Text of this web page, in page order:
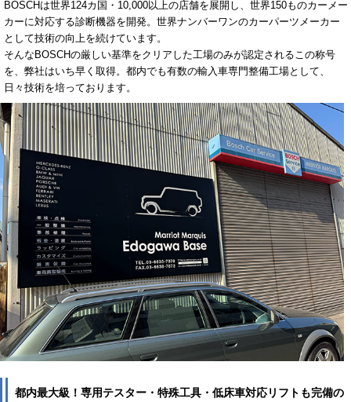
BOSCHは世界124カ国・10,000以上の店舗を展開し、世界150ものカーメー
カーに対応する診断機器を開発。世界ナンバーワンのカーパーツメーカー
として技術の向上を続けています。
そんなBOSCHの厳しい基準をクリアした工場のみが認定されるこの称号
を、弊社はいち早く取得。都内でも有数の輸入車専門整備工場として、
日々技術を培っております。
都内最大級！専用テスター・特殊工具・低床車対応リフトも完備の